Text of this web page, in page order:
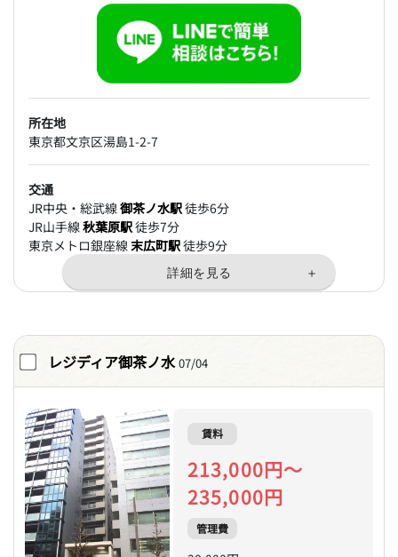
所在地
東京都文京区湯島1-2-7
交通
JR中央・総武線御茶ノ水駅徒歩6分
JR山手線秋葉原駅徒歩7分
東京メトロ銀座線末広町駅徒歩9分
レジディア御茶ノ水 07/04
賃料
213,000円～
235,000円
管理費